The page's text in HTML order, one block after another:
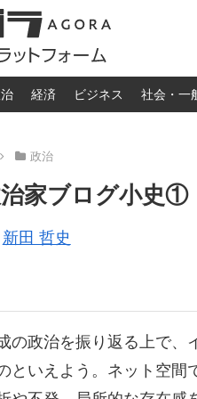
経済 ビジネス 社会・一
政治
家ブログ小史①
新田 哲史
の政治を振り返る上で、
といえよう。ネット空間